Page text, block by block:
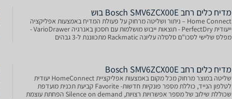
מדיח כלים ‏רחב Bosch SMV6ZCX00E בוש
Home Connect – ניתור ושליטה מרחוק על פעולת המדיח באמצעות אפליקציה
ייעודית PerfectDry - תוצאות ייבוש מושלמות עם חסכון באנרגיה VarioDrawer -
מפלס שלישי לסכו"ם סלסלה עליונה Rackmatic מתכווננת ל-3 גבהים
מדיח כלים ‏רחב Bosch SMV6ZCX00E
שליטה במוצר מרחוק מכל מקום באמצעות אפליקציית HomeConnect יעודית
לטלפון הנייד, כוללת מספר פונקיות חדשות- Favorite קביעת תכנית מועדפת
שכוללת שילוב של מספר אפשרויות רצויות, Silence on demand הפחתת עוצמת